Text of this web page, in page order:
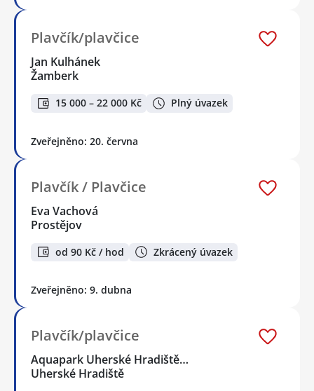
Plavčík/plavčice
Jan Kulhánek
Žamberk
15 000 – 22 000 Kč Plný úvazek
Zveřejněno: 20. června
Plavčík / Plavčice
Eva Vachová
Prostějov
od 90 Kč / hod Zkrácený úvazek
Zveřejněno: 9. dubna
Plavčík/plavčice
Aquapark Uherské Hradiště…
Uherské Hradiště